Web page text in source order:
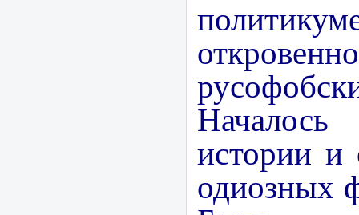
Началось
истории и
одиозных